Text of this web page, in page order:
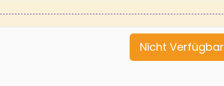
Nicht Verfügbar